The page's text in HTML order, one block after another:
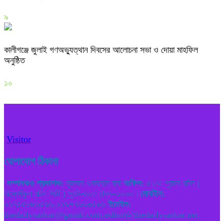
৯
কালীগঞ্জে জুলাই গণঅভ্যুত্থান দিবসের আলোচনা সভা ও দোয়া মাহফিল
অনুষ্ঠিত
১০
Visitor
যোগাযোগ ঠিকানা
সম্পাদকও প্রকাশক: মুহম্মদ ওবায়দুল হক অফিস: ৫১/এ পুরানা পল্টন (
রিসোর্সফুল পল্টন সিটি ) স্যুট-৬০৮ ঢাকা--১০০০। মোবাইল:
০১৭৫৫৮৮৩৫৯৬,০১৯৭৭৩৬৬৫৬৬ ইমেইল:
thedailysarkar@gmail.com,editor@thedailysarkar.net.